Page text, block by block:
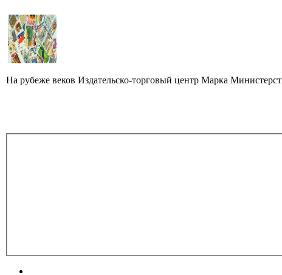
На рубеже веков Издательско-торговый центр Марка